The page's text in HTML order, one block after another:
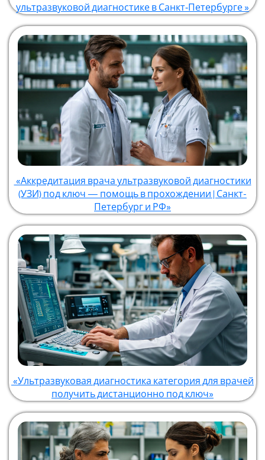
ультразвуковой диагностике в Санкт‑Петербурге »
«Аккредитация врача ультразвуковой диагностики
(УЗИ) под ключ — помощь в прохождении | Санкт-
Петербург и РФ»
«Ультразвуковая диагностика категория для врачей
получить дистанционно под ключ»